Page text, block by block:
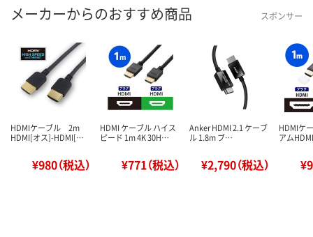
メーカーからのおすすめ商品 スポンサー
HDMIケーブル 2m
HDMI[オス]-HDMI[…
¥980（税込）
HDMI ケーブル ハイス
ピード 1m 4K 30H…
¥771（税込）
Anker HDMI 2.1 ケーブ
ル 1.8m ブ…
¥2,790（税込）
HDMIケ
アム